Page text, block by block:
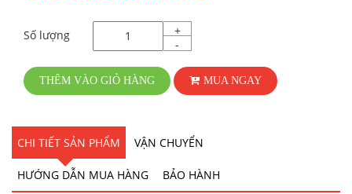
Số lượng
+
-
THÊM VÀO GIỎ HÀNG MUA NGAY
CHI TIẾT SẢN PHẨM VẬN CHUYỂN
HƯỚNG DẪN MUA HÀNG BẢO HÀNH